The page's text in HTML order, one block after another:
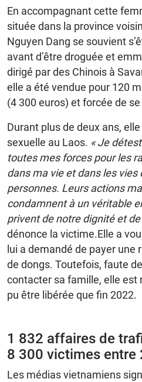
En accompagnant cette
située dans la province
Nguyen Dang se souvient
avant d’être droguée et
dirigé par des Chinois à
elle a été vendue pour 120
(4 300 euros) et forcée de
Durant plus de deux ans,
sexuelle au Laos. « Je
toutes mes forces pour les
dans ma vie et dans les vies
personnes. Leurs actions
condamnent à un véritable
privent de notre dignité et
dénonce la victime.Elle a
lui a demandé de payer une
de dongs. Toutefois, faute
contacter sa famille, elle est
pu être libérée que fin 2022.
1 832 affaires de
8 300 victimes entre
Les médias vietnamiens